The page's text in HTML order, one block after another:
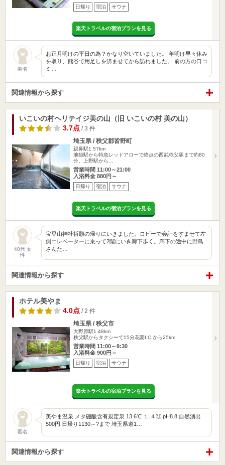
日帰り 宿泊 サウナ
楽天トラベルの宿泊プランを見る
匿名
お正月明けの平日の為？かなり空いていました。 年明け早々休み
を取り、熊谷で用足しを済ませてから訪れました。 前の方の口コ
ミ…
関連情報から探す
いこいの村ヘリテイジ美の山（旧 いこいの村 美の山）
3.7点 / 3 件
埼玉県 / 秩父郡皆野町
親鼻駅1.57km
池袋駅から特急レッドアローで終点の西武秩父駅まで約80
分。上野駅から…
営業時間 11:00～21:00
入浴料金 880円～
日帰り 宿泊 サウナ
楽天トラベルの宿泊プランを見る
40代 女
性
宝登山神社祈願の帰りにいきました。ロビーで会計をすませて左
側エレベーターに乗って2階にいき廊下歩く。廊下の途中に野鳥
さんた…
関連情報から探す
ホテル美やま
4.0点 / 2 件
埼玉県 / 秩父市
大野原駅1.48km
秩父駅からタクシーで15分花園I.C.から25km
営業時間 11:00～9:30
入浴料金 900円～
日帰り 宿泊 サウナ
楽天トラベルの宿泊プランを見る
匿名
美やま温泉 メタ硼酸含有規定泉 13.6℃ １.４㍑ pH8.8 自然湧出
500円 日帰り1130～?まで 埼玉県道1…
関連情報から探す